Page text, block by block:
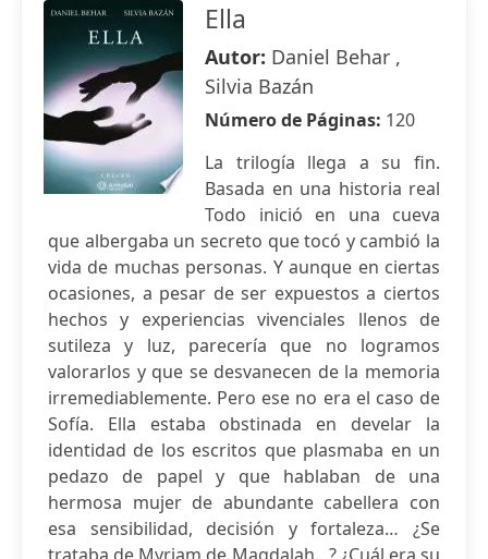
Ella
Autor: Daniel Behar ,
Silvia Bazán
Número de Páginas: 120
La trilogía llega a su fin.
Basada en una historia real
Todo inició en una cueva
que albergaba un secreto que tocó y cambió la
vida de muchas personas. Y aunque en ciertas
ocasiones, a pesar de ser expuestos a ciertos
hechos y experiencias vivenciales llenos de
sutileza y luz, parecería que no logramos
valorarlos y que se desvanecen de la memoria
irremediablemente. Pero ese no era el caso de
Sofía. Ella estaba obstinada en develar la
identidad de los escritos que plasmaba en un
pedazo de papel y que hablaban de una
hermosa mujer de abundante cabellera con
esa sensibilidad, decisión y fortaleza… ¿Se